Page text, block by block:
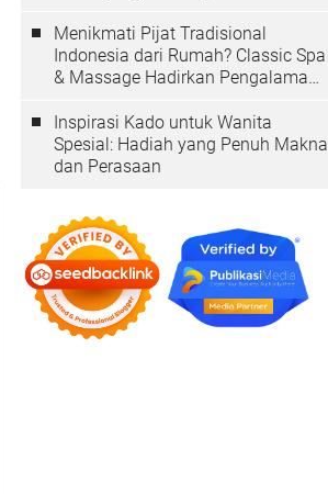
Menikmati Pijat Tradisional
Indonesia dari Rumah? Classic Spa
& Massage Hadirkan Pengalaman
Inspirasi Kado untuk Wanita
Spesial: Hadiah yang Penuh Makna
dan Perasaan